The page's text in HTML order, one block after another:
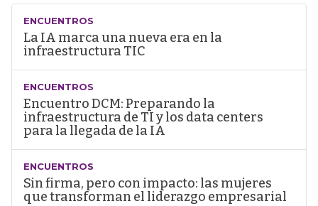
ENCUENTROS
La IA marca una nueva era en la
infraestructura TIC
ENCUENTROS
Encuentro DCM: Preparando la
infraestructura de TI y los data centers
para la llegada de la IA
ENCUENTROS
Sin firma, pero con impacto: las mujeres
que transforman el liderazgo empresarial